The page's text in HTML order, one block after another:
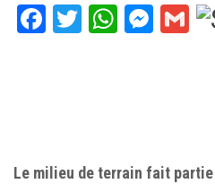
Facebook
Twitter
Le milieu de terrain fait